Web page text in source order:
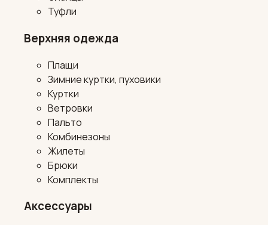
Туфли
Верхняя одежда
Плащи
Зимние куртки, пуховики
Куртки
Ветровки
Пальто
Комбинезоны
Жилеты
Брюки
Комплекты
Аксессуары